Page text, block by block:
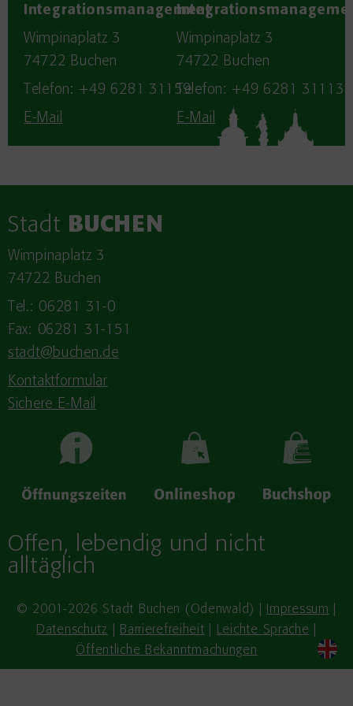
Integrationsmanagement
Wimpinaplatz 3
74722 Buchen
Telefon: +49 6281 31159
E-Mail
Wimpinaplatz 3
74722 Buchen
Telefon: +49 6281 31113
E-Mail
Stadt BUCHEN
Wimpinaplatz 3
74722 Buchen
Tel.: 06281 31-0
Fax: 06281 31-151
stadt@buchen.de
Kontaktformular
Sichere E-Mail
Offen, lebendig und nicht
alltäglich
© 2001-2026 Stadt Buchen (Odenwald) | Impressum
Datenschutz
Barrierefreiheit Leichte Sprache
Öffentliche Bekanntmachungen